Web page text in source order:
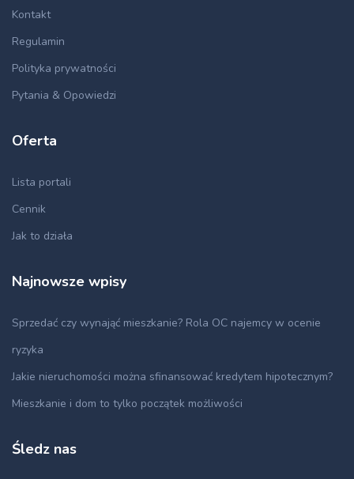
Kontakt
Regulamin
Polityka prywatności
Pytania & Opowiedzi
Oferta
Lista portali
Cennik
Jak to działa
Najnowsze wpisy
Sprzedać czy wynająć mieszkanie? Rola OC najemcy w ocenie
ryzyka
Jakie nieruchomości można sfinansować kredytem hipotecznym?
Mieszkanie i dom to tylko początek możliwości
Śledz nas